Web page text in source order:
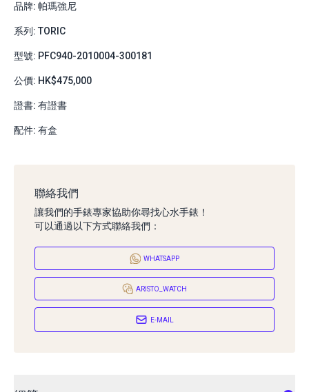
品牌: 帕瑪強尼
系列: TORIC
型號: PFC940-2010004-300181
公價: HK$475,000
證書: 有證書
配件: 有盒
聯絡我們
讓我們的手錶專家協助你尋找心水手錶！
可以通過以下方式聯絡我們：
WHATSAPP
ARISTO_WATCH
E-MAIL